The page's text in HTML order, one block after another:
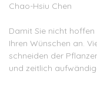
Chao-Hsiu Chen
Damit Sie nicht
Ihren Wünschen an.
schneiden der
und zeitlich